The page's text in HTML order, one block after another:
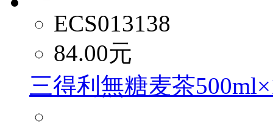
ECS013138
84.00元
三得利無糖麦茶